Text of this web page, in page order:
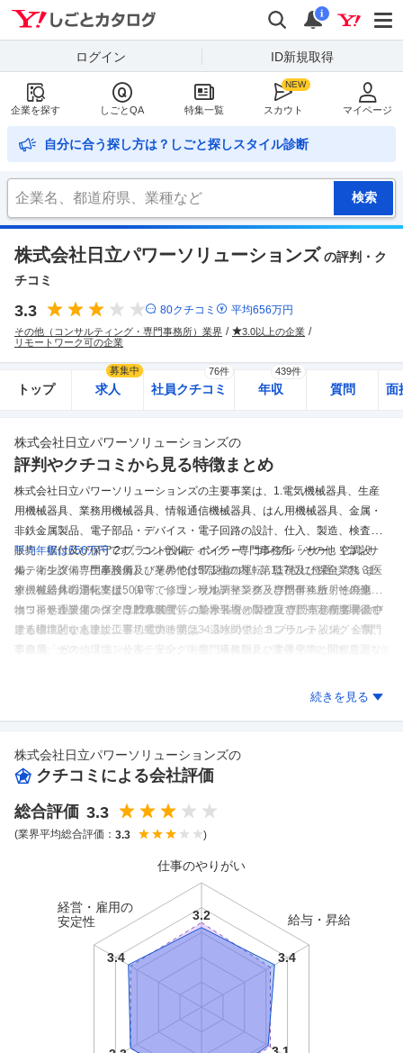
検索
通知
i
ログイン ID新規取得
企業を探す しごとQA 特集一覧 スカウト マイページ
自分に合う探し方は？しごと探しスタイル診断
株式会社日立パワーソリューションズ の評判・ク
チコミ
3.3 80クチコミ 平均656万円
その他（コンサルティング・専門事務所）業界
3.0以上の企業
リモートワーク可の企業
トップ 求人
募集中
社員クチコミ
76件
年収
439件
質問 面
株式会社日立パワーソリューションズの
評判やクチコミから見る特徴まとめ
株式会社日立パワーソリューションズの主要事業は、1.電気機械器具、生産
用機械器具、業務用機械器具、情報通信機械器具、はん用機械器具、金属・
非鉄金属製品、電子部品・デバイス・電子回路の設計、仕入、製造、検査、
販売、据付及び保守 2.プラント設備、ボイラー、コンプレッサー、空調設
備、衛生設備、生産設備及びその他付帯設備の運転、監視及び保全業務 3.医
療機械器具の運転支援、保守、修理、現地調整業務及び据付 4.放射性廃棄
物・再処理設備の保全 5.軟水装置等の給水装置の製造及び販売 6.前各号及び
建造物に関する建設工事 7.電力・蒸気・温水の供給 8.プラント設備、金属、
非金属、ガス、環境、公害、安全、衛生、液体類及び生体化学に関する調
料、潤滑剤、薬品類(工業薬品・医薬品・医薬部外品・農薬・毒物・劇物等を
グ 14.前各号に係わるサービス業務 15.金属その他一般屑の仕入、加工、再生
及び販売 16.石油製品の販売 17.不動産の賃貸及び管理業務 18.労働者派遣事
た結果、総合評価は3.3と高く、比較的社員からの評価満足度が高い傾向で
す。クチコミの傾向をみると、良い点の比率が51.3％と過半数を占め、全体
平均年収は656万円です。コンサルティング・専門事務所「その他（コンサ
ルティング・専門事務所）」業界では571社の内、第117位に位置していま
す。有給休暇消化率は50.0％で、コンサルティング・専門事務所「その他
（コンサルティング・専門事務所）」業界平均と同程度で、一定程度取得で
きる環境といえます。平均残業時間は34.3時間で、コンサルティング・専門
事務所「その他（コンサルティング・専門事務所）」業界平均と同程度とな
ホワイト企業度スコアは22/100で、コンサルティング・専門事務所業界の中
でも標準的な水準に位置しています。
※しごとカタログに投稿されたクチコミを集計した結果であり、実際とは異なる可能
続きを見る
株式会社日立パワーソリューションズの
クチコミによる会社評価
総合評価 3.3
(業界平均総合評価： 3.3 )
仕事のやりがい
給与・昇給
経営・雇用の
安定性